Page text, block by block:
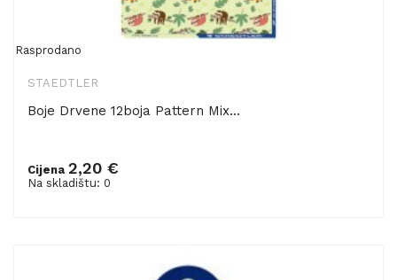
Rasprodano
STAEDTLER
Boje Drvene 12boja Pattern Mix...
Cijena 2,20 €
Na skladištu: 0